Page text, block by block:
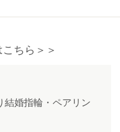
ちら＞＞
結婚指輪・ペアリン